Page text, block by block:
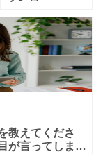
教えてくださ
が言ってしまう